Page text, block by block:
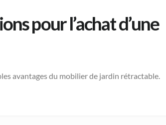
pour l’achat d’une
avantages du mobilier de jardin rétractable.